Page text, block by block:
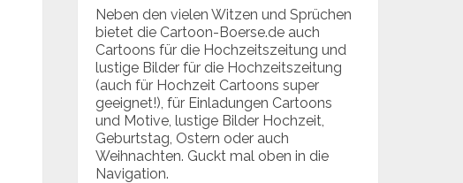
Neben den vielen Witzen und Sprüchen
bietet die Cartoon-Boerse.de auch
Cartoons für die Hochzeitszeitung und
lustige Bilder für die Hochzeitszeitung
(auch für Hochzeit Cartoons super
geeignet!), für Einladungen Cartoons
und Motive, lustige Bilder Hochzeit,
Geburtstag, Ostern oder auch
Weihnachten. Guckt mal oben in die
Navigation.